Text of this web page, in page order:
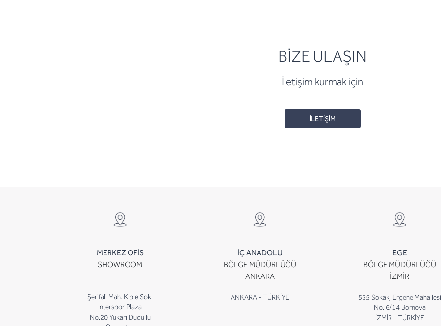
BİZE ULAŞIN
İletişim kurmak için
İLETİŞİM
MERKEZ OFİS
SHOWROOM
Şerifali Mah. Kıble Sok.
Interspor Plaza
No.20 Yukarı Dudullu
İÇ ANADOLU
BÖLGE MÜDÜRLÜĞÜ
ANKARA
ANKARA - TÜRKİYE
EGE
BÖLGE MÜDÜRLÜĞÜ
İZMİR
555 Sokak, Ergene Mahallesi
No. 6/14 Bornova
İZMİR - TÜRKİYE